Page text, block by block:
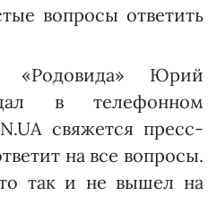
вопросы ответить
«Родовида» Юрий
в телефонном
свяжется пресс-
на все вопросы.
так и не вышел на